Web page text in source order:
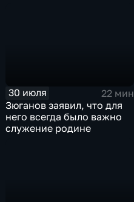
30 июля
22 мин
Зюганов заявил, что для
него всегда было важно
служение родине